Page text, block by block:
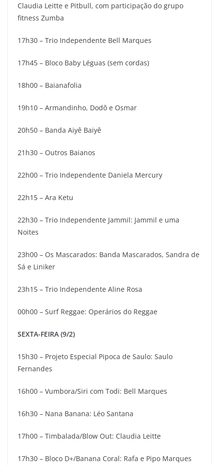
Claudia Leitte e Pitbull, com participação do grupo
fitness Zumba
17h30 – Trio Independente Bell Marques
17h45 – Bloco Baby Léguas (sem cordas)
18h00 – Baianafolia
19h10 – Armandinho, Dodô e Osmar
20h50 – Banda Aiyê Baiyê
21h30 – Outros Baianos
22h00 – Trio Independente Daniela Mercury
22h15 – Ara Ketu
22h30 – Trio Independente Jammil: Jammil e uma
Noites
23h00 – Os Mascarados: Banda Mascarados, Sandra de
Sá e Liniker
23h15 – Trio Independente Aline Rosa
00h00 – Surf Reggae: Operários do Reggae
SEXTA-FEIRA (9/2)
15h30 – Projeto Especial Pipoca de Saulo: Saulo
Fernandes
16h00 – Vumbora/Siri com Todi: Bell Marques
16h30 – Nana Banana: Léo Santana
17h00 – Timbalada/Blow Out: Claudia Leitte
17h30 – Bloco D+/Banana Coral: Rafa e Pipo Marques